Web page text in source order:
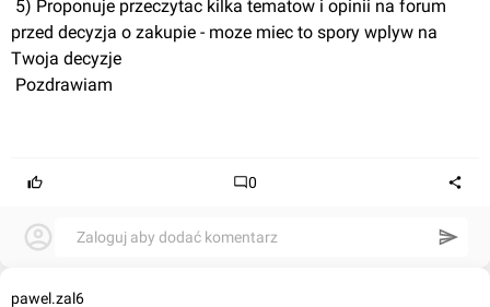
przed decyzja o zakupie - moze miec to spory wplyw na
Twoja decyzje
Pozdrawiam
0
Zaloguj aby dodać komentarz
pawel.zal6